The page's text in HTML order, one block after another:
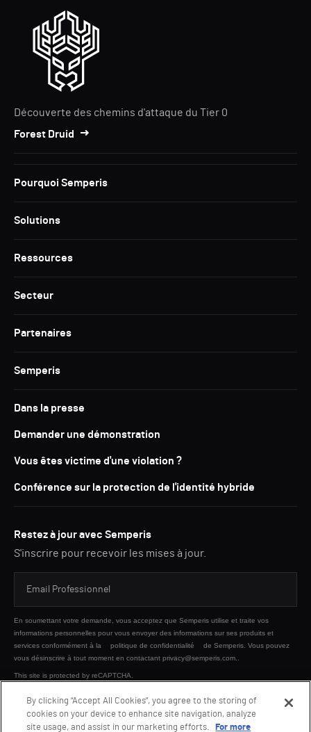
Découverte des chemins d'attaque du Tier 0
Forest Druid
Pourquoi Semperis
Solutions
Ressources
Secteur
Partenaires
Semperis
Dans la presse
Demander une démonstration
Vous êtes victime d'une violation ?
Conférence sur la protection de l'identité hybride
Restez à jour avec Semperis
S'inscrire pour recevoir les mises à jour.
En soumettant votre demande, vous acceptez que Semperis utilise et traite vos
informations personnelles pour vous envoyer des informations sur ses produits et
services conformément à la
politique de confidentialité
de Semperis. Vous pouvez
vous désinscrire à tout moment en contactant privacy@semperis.com..
This site is protected by reCAPTCHA.
ENVOYER
By clicking “Accept All Cookies”, you agree to the storing of
cookies on your device to enhance site navigation, analyze
site usage, and assist in our marketing efforts.
For more